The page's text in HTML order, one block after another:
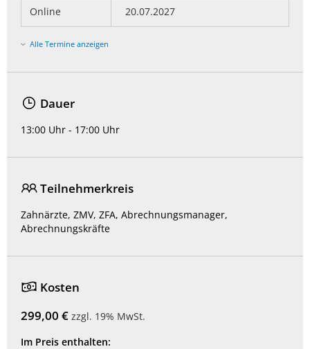
Online 20.07.2027
Alle Termine anzeigen
Dauer
13:00 Uhr - 17:00 Uhr
Teilnehmerkreis
Zahnärzte, ZMV, ZFA, Abrechnungsmanager,
Abrechnungskräfte
Kosten
299,00 € zzgl. 19% MwSt.
Im Preis enthalten: